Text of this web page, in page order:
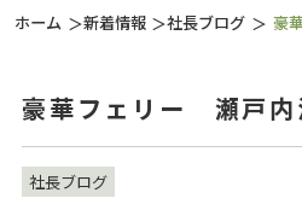
ホーム ＞新着情報 ＞社長ブログ ＞ 豪
豪華フェリー 瀬戸内
社長ブログ